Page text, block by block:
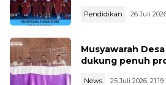
Pendidikan 26 Juli
Musyawarah
dukung penuh
News 25 Juli 2026,